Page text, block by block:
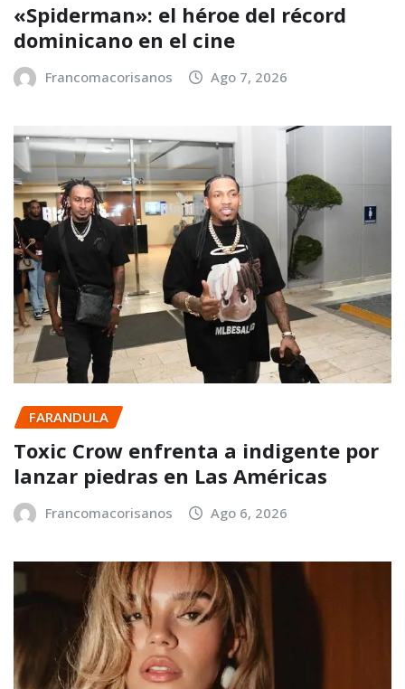
«Spiderman»: el héroe del récord
dominicano en el cine
Francomacorisanos Ago 7, 2026
FARANDULA
Toxic Crow enfrenta a indigente por
lanzar piedras en Las Américas
Francomacorisanos Ago 6, 2026